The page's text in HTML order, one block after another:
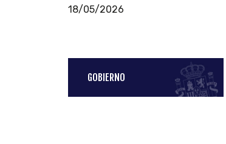
18/05/2026
GOBIERNO